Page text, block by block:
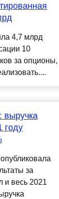
4,7 млрд
10
за опционы,
выручка
году
за
и весь 2021